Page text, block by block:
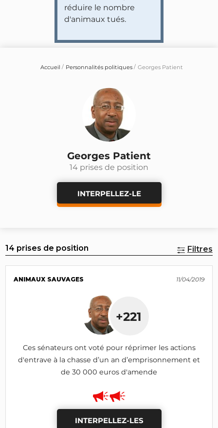
réduire le nombre
d'animaux tués.
Accueil Personnalités politiques Georges Patient
Georges Patient
14 prises de position
INTERPELLEZ-LE
14 prises de position Filtres
ANIMAUX SAUVAGES 11/04/2019
+221
Ces sénateurs ont voté pour réprimer les actions
d'entrave à la chasse d’un an d’emprisonnement et
de 30 000 euros d'amende
INTERPELLEZ-LES